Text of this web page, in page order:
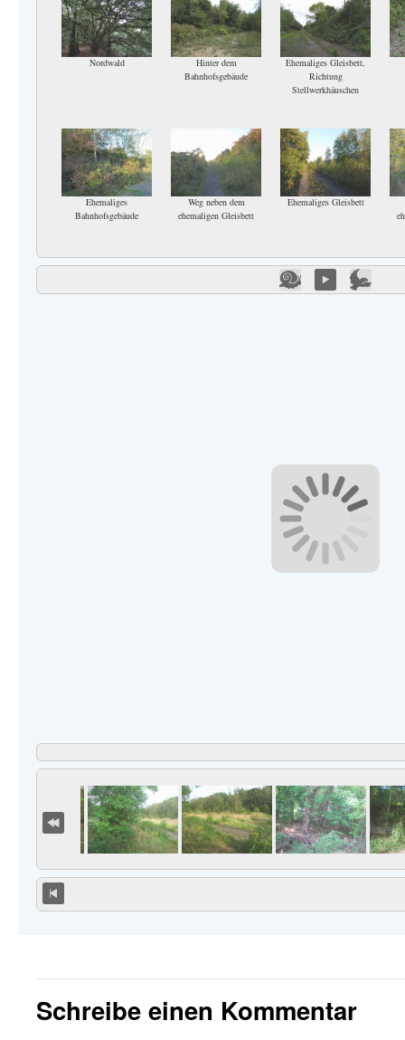
Nordwald
Hinter dem
Bahnhofsgebäude
Ehemaliges Gleisbett,
Richtung
Stellwerkhäuschen
Ehemaliges
Bahnhofsgebäude
Weg neben dem
ehemaligen Gleisbett
Ehemaliges Gleisbett
Schreibe einen Kommentar